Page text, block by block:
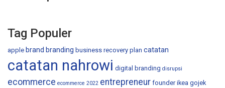
Tag Populer
apple brand branding business recovery plan catatan
catatan nahrowi digital branding disrupsi
ecommerce ecommerce 2022 entrepreneur founder ikea gojek